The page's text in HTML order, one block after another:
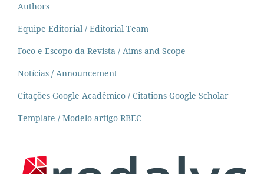
Authors
Equipe Editorial / Editorial Team
Foco e Escopo da Revista / Aims and Scope
Notícias / Announcement
Citações Google Acadêmico / Citations Google Scholar
Template / Modelo artigo RBEC